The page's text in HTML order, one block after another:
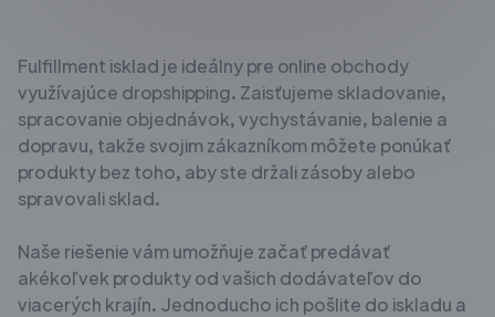
Fulfillment isklad je ideálny pre online obchody
využívajúce dropshipping. Zaisťujeme skladovanie,
spracovanie objednávok, vychystávanie, balenie a
dopravu, takže svojim zákazníkom môžete ponúkať
produkty bez toho, aby ste držali zásoby alebo
spravovali sklad.
Naše riešenie vám umožňuje začať predávať
akékoľvek produkty od vašich dodávateľov do
viacerých krajín. Jednoducho ich pošlite do iskladu a